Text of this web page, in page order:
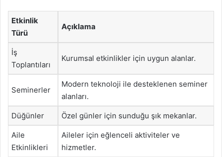
Etkinlik
Türü
Açıklama
İş
Toplantıları
Kurumsal etkinlikler için uygun alanlar.
Seminerler
Modern teknoloji ile desteklenen seminer
alanları.
Düğünler Özel günler için sunduğu şık mekanlar.
Aile
Etkinlikleri
Aileler için eğlenceli aktiviteler ve
hizmetler.